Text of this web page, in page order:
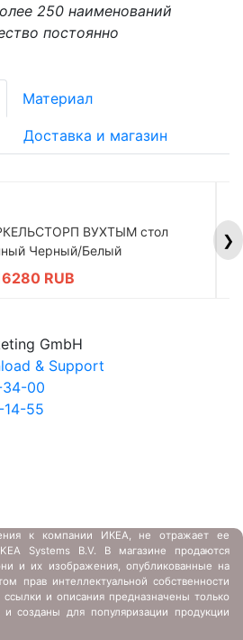
250 наименований
постоянно
Материал
Доставка и магазин
ВУХТЫМ стол
Черный/Белый
RUB
❯
GmbH
& Support
34-00
55
к компании ИКЕА, не отражает ее
Systems B.V. В магазине продаются
и их изображения, опубликованные на
прав интеллектуальной собственности
и описания предназначены только
и созданы для популяризации продукции